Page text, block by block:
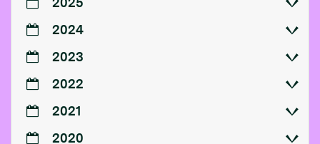
2024
2023
2022
2021
2020